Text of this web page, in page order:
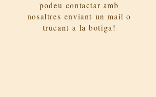
podeu contactar amb
nosaltres enviant un mail o
trucant a la botiga!